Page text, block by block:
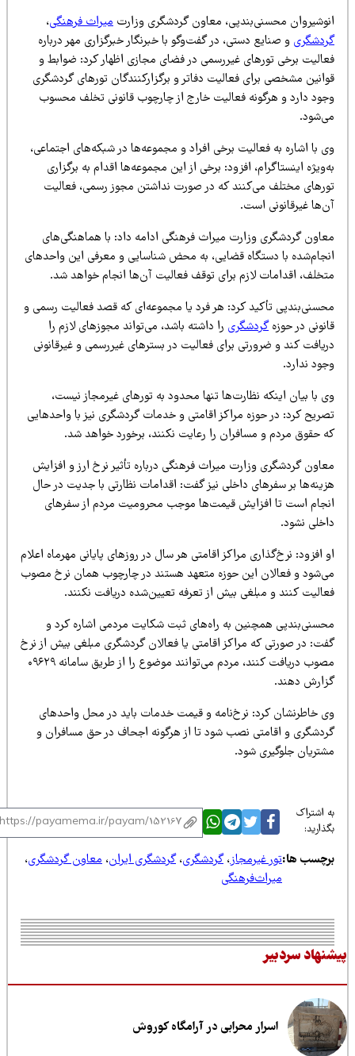
محسنی‌بندپی، معاون گردشگری وزارتمیراث‌ فرهنگی،
و صنایع‌ دستی، در گفت‌وگو با خبرنگار خبرگزاری مهر درباره
برخی تورهای غیررسمی در فضای مجازی اظهار کرد: ضوابط و
مشخصی برای فعالیت دفاتر و برگزارکنندگان تورهای گردشگری
دارد و هرگونه فعالیت خارج از چارچوب قانونی تخلف محسوب
با اشاره به فعالیت برخی افراد و مجموعه‌ها در شبکه‌های اجتماعی،
اینستاگرام، افزود: برخی از این مجموعه‌ها اقدام به برگزاری
مختلف می‌کنند که در صورت نداشتن مجوز رسمی، فعالیت
غیرقانونی است.
گردشگری وزارت میراث‌ فرهنگی ادامه داد: با هماهنگی‌های
با دستگاه قضایی، به محض شناسایی و معرفی این واحدهای
اقدامات لازم برای توقف فعالیت آن‌ها انجام خواهد شد.
تأکید کرد: هر فرد یا مجموعه‌ای که قصد فعالیت رسمی و
در حوزهگردشگریرا داشته باشد، می‌تواند مجوزهای لازم را
کند و ضرورتی برای فعالیت در بسترهای غیررسمی و غیرقانونی
ندارد.
با بیان اینکه نظارت‌ها تنها محدود به تورهای غیرمجاز نیست،
کرد: در حوزه مراکز اقامتی و خدمات گردشگری نیز با واحدهایی
حقوق مردم و مسافران را رعایت نکنند، برخورد خواهد شد.
گردشگری وزارت میراث‌ فرهنگی درباره تأثیر نرخ ارز و افزایش
بر سفرهای داخلی نیز گفت: اقدامات نظارتی با جدیت در حال
است تا افزایش قیمت‌ها موجب محرومیت مردم از سفرهای
نشود.
افزود: نرخ‌گذاری مراکز اقامتی هر سال در روزهای پایانی مهرماه اعلام
و فعالان این حوزه متعهد هستند در چارچوب همان نرخ مصوب
کنند و مبلغی بیش از تعرفه تعیین‌شده دریافت نکنند.
همچنین به راه‌های ثبت شکایت مردمی اشاره کرد و
در صورتی که مراکز اقامتی یا فعالان گردشگری مبلغی بیش از نرخ
مصوب دریافت کنند، مردم می‌توانند موضوع را از طریق سامانه ۰۹۶۲۹
دهند.
خاطرنشان کرد: نرخ‌نامه و قیمت خدمات باید در محل واحدهای
و اقامتی نصب شود تا از هرگونه اجحاف در حق مسافران و
جلوگیری شود.
اشتراک
ها:تور غیرمجاز،گردشگری،گردشگری ایران،معاون گردشگری،
میراث‌فرهنگی
سردبیر
اسرار محرابی در آرامگاه کوروش